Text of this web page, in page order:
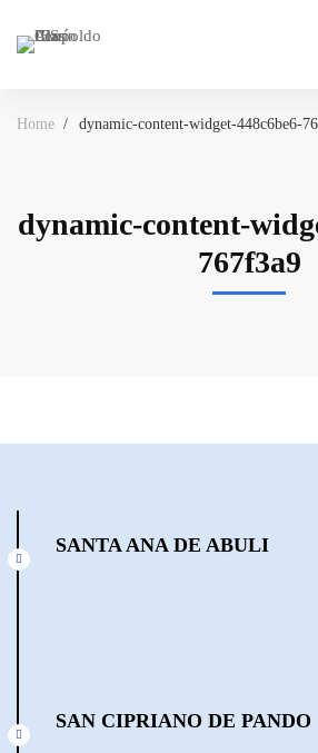
Home dynamic-content-widget-448c6be6-
dynamic-content-
767f3a9
SANTA ANA DE ABULI
SAN CIPRIANO DE PANDO